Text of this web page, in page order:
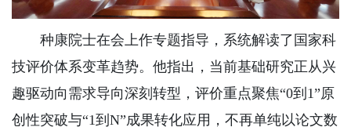
种康院士在会上作专题指导，系统解读了国家科
技评价体系变革趋势。他指出，当前基础研究正从兴
趣驱动向需求导向深刻转型，评价重点聚焦“0到1”原
创性突破与“1到N”成果转化应用，不再单纯以论文数